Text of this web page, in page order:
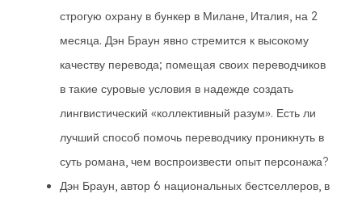
строгую охрану в бункер в Милане, Италия, на 2
месяца. Дэн Браун явно стремится к высокому
качеству перевода; помещая своих переводчиков
в такие суровые условия в надежде создать
лингвистический «коллективный разум». Есть ли
лучший способ помочь переводчику проникнуть в
суть романа, чем воспроизвести опыт персонажа?
Дэн Браун, автор 6 национальных бестселлеров, в